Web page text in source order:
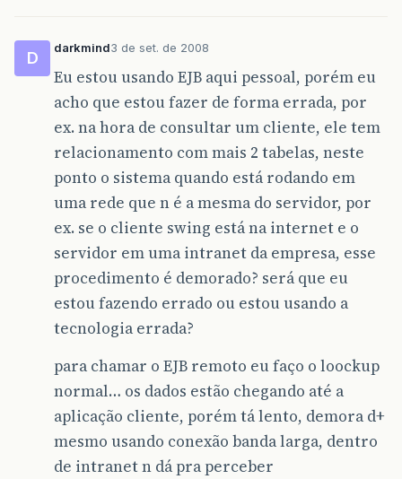
D
darkmind3 de set. de 2008
Eu estou usando EJB aqui pessoal, porém eu
acho que estou fazer de forma errada, por
ex. na hora de consultar um cliente, ele tem
relacionamento com mais 2 tabelas, neste
ponto o sistema quando está rodando em
uma rede que n é a mesma do servidor, por
ex. se o cliente swing está na internet e o
servidor em uma intranet da empresa, esse
procedimento é demorado? será que eu
estou fazendo errado ou estou usando a
tecnologia errada?
para chamar o EJB remoto eu faço o loockup
normal… os dados estão chegando até a
aplicação cliente, porém tá lento, demora d+
mesmo usando conexão banda larga, dentro
de intranet n dá pra perceber